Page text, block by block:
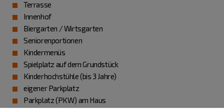
Terrasse
Innenhof
Biergarten / Wirtsgarten
Seniorenportionen
Kindermenüs
Spielplatz auf dem Grundstück
Kinderhochstühle (bis 3 Jahre)
eigener Parkplatz
Parkplatz (PKW) am Haus